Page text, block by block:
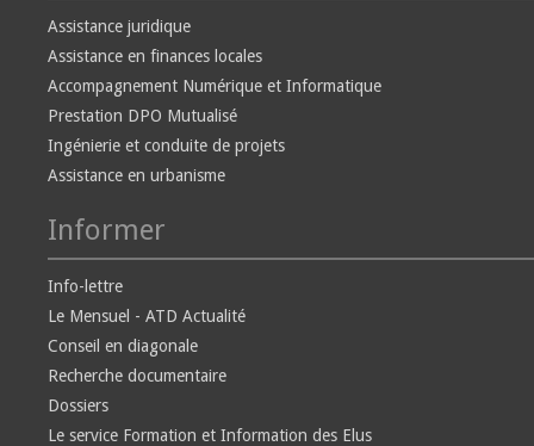
Assistance juridique
Assistance en finances locales
Accompagnement Numérique et Informatique
Prestation DPO Mutualisé
Ingénierie et conduite de projets
Assistance en urbanisme
Informer
Info-lettre
Le Mensuel - ATD Actualité
Conseil en diagonale
Recherche documentaire
Dossiers
Le service Formation et Information des Elus